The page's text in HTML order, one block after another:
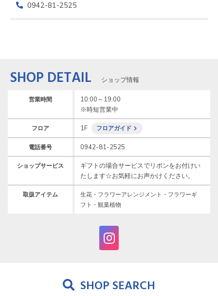
0942-81-2525
SHOP DETAIL ショップ情報
営業時間
10:00～19:00
フロア 1F フロアガイド
電話番号 0942-81-2525
ショップサービス
ギフトの場合サービスでリボンをお付けい
たします☆お気軽にお声かけください。
取扱アイテム
生花・フラワーアレンジメント・フラワーギ
フト・観葉植物
SHOP SEARCH